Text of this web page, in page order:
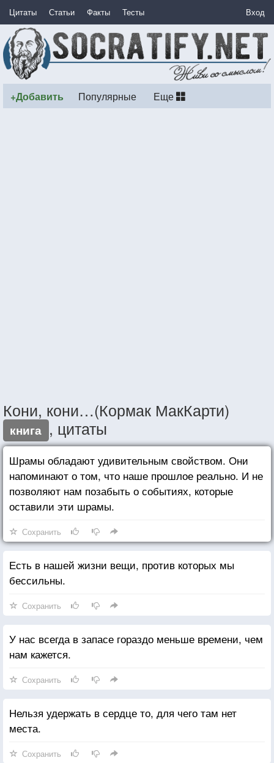
Цитаты Статьи Факты Тесты Вход
+Добавить Популярные Еще
Кони, кони…(Кормак МакКарти)
книга , цитаты
Шрамы обладают удивительным свойством. Они
напоминают о том, что наше прошлое реально. И не
позволяют нам позабыть о событиях, которые
оставили эти шрамы.
Сохранить
Есть в нашей жизни вещи, против которых мы
бессильны.
Сохранить
У нас всегда в запасе гораздо меньше времени, чем
нам кажется.
Сохранить
Нельзя удержать в сердце то, для чего там нет
места.
Сохранить